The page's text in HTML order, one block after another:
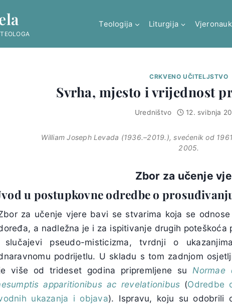
Teologija Liturgija Vjeronauk
CRKVENO UČITELJSTVO
Svrha, mjesto i vrijednost
Uredništvo 12. svibnja
William Joseph Levada (1936.–2019.), svećenik od
2005.
Zbor za učenje
u postupkovne odredbe o
za učenje vjere bavi se stvarima koja se
a nadležna je i za ispitivanje drugih
slučajevi pseudo-misticizma, tvrdnji o
podrijetlu. U skladu s tom zadnjom
više od trideset godina pripremljene su Normae
apparitionibus ac revelationibus (Odredbe
ukazanja i objava). Ispravu, koju su odobrili